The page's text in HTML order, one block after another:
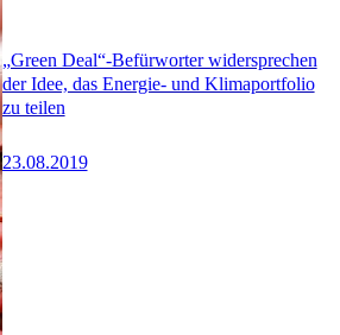
„Green Deal“-Befürworter widersprechen
der Idee, das Energie- und Klimaportfolio
zu teilen
23.08.2019